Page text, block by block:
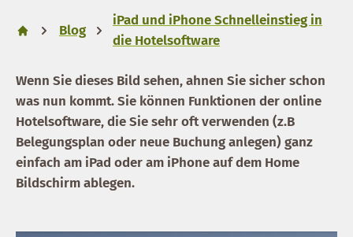
Blog
iPad und iPhone Schnelleinstieg in
die Hotelsoftware
Wenn Sie dieses Bild sehen, ahnen Sie sicher schon
was nun kommt. Sie können Funktionen der online
Hotelsoftware, die Sie sehr oft verwenden (z.B
Belegungsplan oder neue Buchung anlegen) ganz
einfach am iPad oder am iPhone auf dem Home
Bildschirm ablegen.